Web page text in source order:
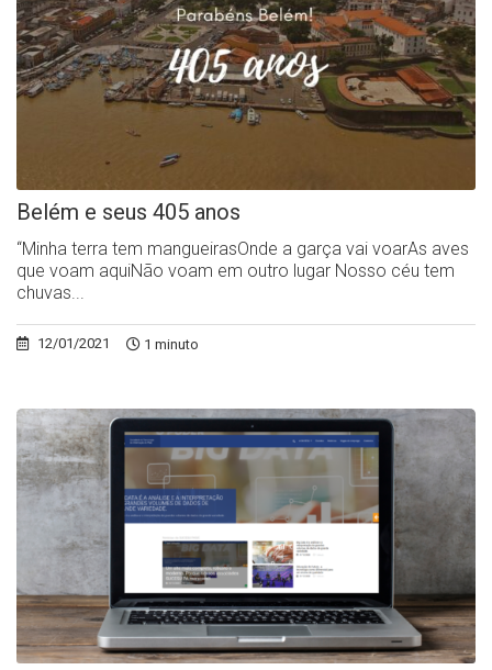
Belém e seus 405 anos
“Minha terra tem mangueirasOnde a garça vai voarAs aves
que voam aquiNão voam em outro lugar Nosso céu tem
chuvas...
12/01/2021 1 minuto